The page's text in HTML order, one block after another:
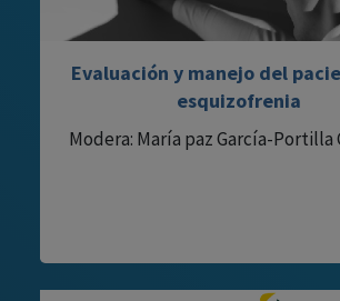
Evaluación y manejo del
esquizofrenia
Modera: María paz García-Portilla